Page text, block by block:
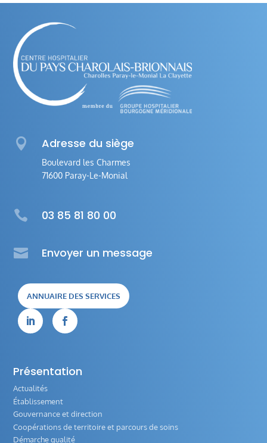
 Adresse du siège
Boulevard les Charmes
71600 Paray-Le-Monial
 03 85 81 80 00
 Envoyer un message
ANNUAIRE DES SERVICES
 
Présentation
Actualités
Établissement
Gouvernance et direction
Coopérations de territoire et parcours de soins
Démarche qualité